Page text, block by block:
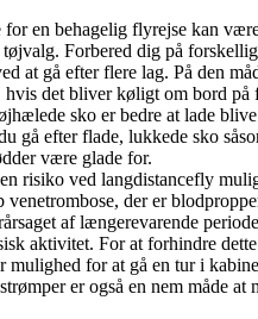
for en behagelig flyrejse kan
Forbered dig på
at gå efter flere lag. På den
hvis det bliver køligt om bord på
sko er bedre at lade
gå efter flade, lukkede sko
være glade for.
risiko ved langdistancefly
der er
af længerevarende
aktivitet. For at forhindre
mulighed for at gå en tur i
er også en nem måde at